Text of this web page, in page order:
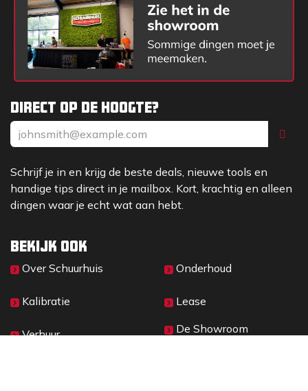
Direct op de hoogte?
Schrijf je in en krijg de beste deals, nieuwe tools en
handige tips direct in je mailbox. Kort, krachtig en alleen
dingen waar je echt wat aan hebt.
Bekijk ook
Over Sc​huurhuis
Kalibratie
Verhuur
Onderhoud
Lease
De Showroom